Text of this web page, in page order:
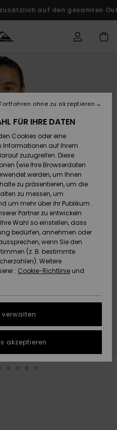
den gesamten Outlet-Bereich
Shop
Shop
Shop
Sie eine
auf Ihre
FÜR IHRE DATEN
Cookies oder eine
Informationen auf Ihrem
zuzugreifen. Diese
(wie Ihre Browserdaten
werden, um Ihnen
zu präsentieren, um die
zu messen, um
um mehr über ihr Publikum
Partner zu entwickeln
Wahl so einstellen, dass
bedürfen, annehmen oder
wenn Sie den
(z. B. bestimmte
Weitere
: Cookie-Richtlinie und
verwalten
Fortfahren ohne zu akzeptieren
akzeptieren